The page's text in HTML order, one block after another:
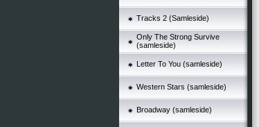
Tracks 2 (Samleside)
Only The Strong Survive
(samleside)
Letter To You (samleside)
Western Stars (samleside)
Broadway (samleside)